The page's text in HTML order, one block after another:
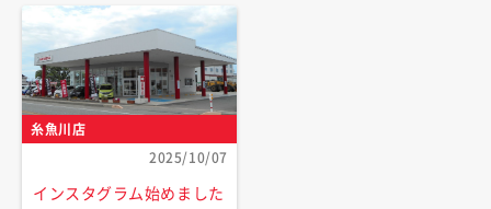
糸魚川店
2025/10/07
インスタグラム始めました